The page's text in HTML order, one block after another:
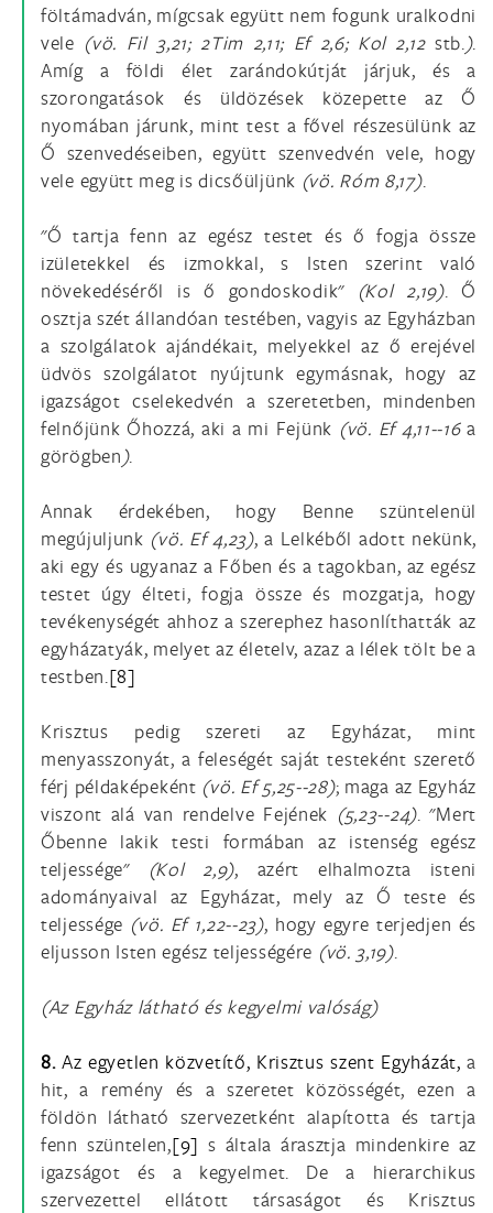
föltámadván, mígcsak együtt nem fogunk uralkodni
vele (vö. Fil 3,21; 2Tim 2,11; Ef 2,6; Kol 2,12stb.).
Amíg a földi élet zarándokútját járjuk, és a
szorongatások és üldözések közepette az Ő
nyomában járunk, mint test a fővel részesülünk az
Ő szenvedéseiben, együtt szenvedvén vele, hogy
vele együtt meg is dicsőüljünk (vö. Róm 8,17).
"Ő tartja fenn az egész testet és ő fogja össze
izületekkel és izmokkal, s Isten szerint való
növekedéséről is ő gondoskodik" (Kol 2,19). Ő
osztja szét állandóan testében, vagyis az Egyházban
a szolgálatok ajándékait, melyekkel az ő erejével
üdvös szolgálatot nyújtunk egymásnak, hogy az
igazságot cselekedvén a szeretetben, mindenben
felnőjünk Őhozzá, aki a mi Fejünk (vö. Ef 4,11--16a
görögben).
Annak érdekében, hogy Benne szüntelenül
megújuljunk (vö. Ef 4,23), a Lelkéből adott nekünk,
aki egy és ugyanaz a Főben és a tagokban, az egész
testet úgy élteti, fogja össze és mozgatja, hogy
tevékenységét ahhoz a szerephez hasonlíthatták az
egyházatyák, melyet az életelv, azaz a lélek tölt be a
testben.[8]
Krisztus pedig szereti az Egyházat, mint
menyasszonyát, a feleségét saját testeként szerető
férj példaképeként (vö. Ef 5,25--28); maga az Egyház
viszont alá van rendelve Fejének (5,23--24). "Mert
Őbenne lakik testi formában az istenség egész
teljessége"
(Kol 2,9), azért elhalmozta isteni
adományaival az Egyházat, mely az Ő teste és
teljessége (vö. Ef 1,22--23), hogy egyre terjedjen és
eljusson Isten egész teljességére (vö. 3,19).
(Az Egyház látható és kegyelmi valóság)
8.Az egyetlen közvetítő, Krisztus szent Egyházát,a
hit, a remény és a szeretet közösségét, ezen a
földön látható szervezetként alapította és tartja
fenn szüntelen,[9] s általa árasztja mindenkire az
igazságot és a kegyelmet. De a hierarchikus
szervezettel ellátott társaságot és Krisztus